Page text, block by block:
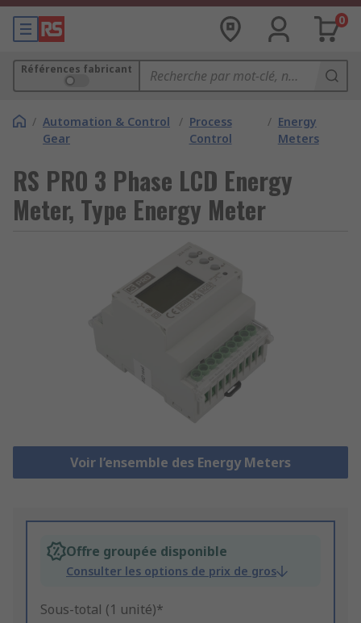
0
Références fabricant
/ Automation & Control
Gear
/ Process
Control
/ Energy
Meters
RS PRO 3 Phase LCD Energy
Meter, Type Energy Meter
Voir l’ensemble des Energy Meters
Offre groupée disponible
Consulter les options de prix de gros
Sous-total (1 unité)*